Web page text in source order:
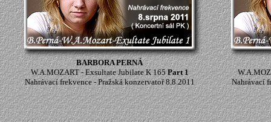
BARBORA PERNÁ
W.A.MOZART - Exsultate Jubilate K 165Part 1
Nahrávací frekvence - Pražská konzervatoř 8.8.2011
Nahrávací